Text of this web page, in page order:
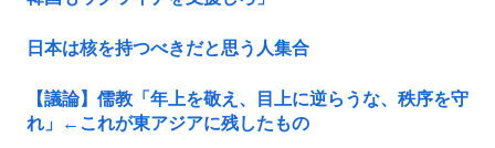
日本は核を持つべきだと思う人集合
【議論】儒教「年上を敬え、目上に逆らうな、秩序を守
れ」←これが東アジアに残したもの